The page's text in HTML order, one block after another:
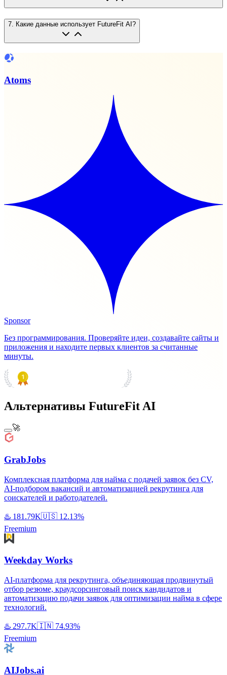
7. Какие данные использует FutureFit AI?
Atoms
Sponsor
Без программирования. Проверяйте идеи, создавайте сайты и
приложения и находите первых клиентов за считанные
минуты.
Альтернативы FutureFit AI
🚀
GrabJobs
Комплексная платформа для найма с подачей заявок без CV,
AI-подбором вакансий и автоматизацией рекрутинга для
соискателей и работодателей.
♨️ 181.79K🇺🇸 12.13%
Freemium
Weekday Works
AI-платформа для рекрутинга, объединяющая продвинутый
отбор резюме, краудсорсинговый поиск кандидатов и
автоматизацию подачи заявок для оптимизации найма в сфере
технологий.
♨️ 297.7K🇮🇳 74.93%
Freemium
AIJobs.ai